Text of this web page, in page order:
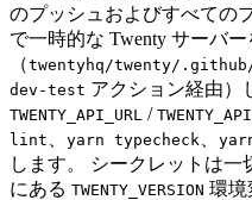
のプッシュおよびすべての
で一時的な Twenty サーバー
（twentyhq/twenty/
dev-test アクション経由）
TWENTY_API_URL /
lint
yarn typecheck
します。 シークレットは
にある TWENTY_VERSION 環境